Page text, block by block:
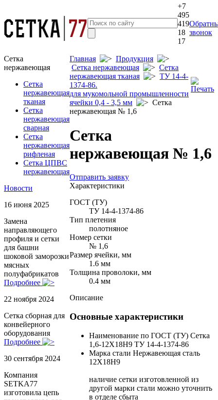
+7
495
419
18
17
звонок
Сетка
нержавеющая
Сетка
нержавеющая
тканая
Сетка
нержавеющая
сварная
Сетка
нержавеющая
рифленая
Сетка ЦПВС
нержавеющая
Новости
16 июня 2025
Замена
направляющего
профиля и сетки
для башни
шоковой заморозки
мясных
полуфабрикатов
Подробнее
22 ноября 2024
Сетка сборная для
конвейерного
оборудования
Подробнее
30 сентября 2024
Компания
SETKA77
изготовила цепь
Главная
Продукция
Сетка нержавеющая
Сетка
нержавеющая тканая
ТУ 14-4-
1374-86.
для мукомольной промышленности
ячейки 0,4 - 3,5 мм
Сетка
нержавеющая № 1,6
Сетка
нержавеющая № 1,6
Отправить заявку
Характеристики
ГОСТ (ТУ)
ТУ 14-4-1374-86
Тип плетения
полотняное
Номер сетки
№ 1,6
Размер ячейки, мм
1.6 мм
Толщина проволоки, мм
0.4 мм
Описание
Основные характеристики
Наименование по ГОСТ (ТУ) Сетка
1,6-12Х18Н9 ТУ 14-4-1374-86
Марка стали Нержавеющая сталь
12Х18Н9
наличие сетки изготовленной из
другой марки стали можно уточнить
в отделе сбыта